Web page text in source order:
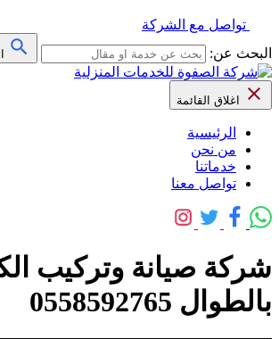
تواصل مع الشركة
البحث عن:
اغلاق القائمة
الرئيسية
من نحن
خدماتنا
تواصل معنا
شركة صيانة وتركيب
بالطوال 0558592765